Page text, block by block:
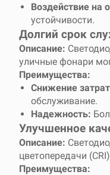
Воздействие
устойчивости.
Долгий срок
Описание:
уличные фонари
Преимущества:
Снижение
обслуживание.
Надежность:
Улучшенное
Описание:
цветопередачи
Преимущества: